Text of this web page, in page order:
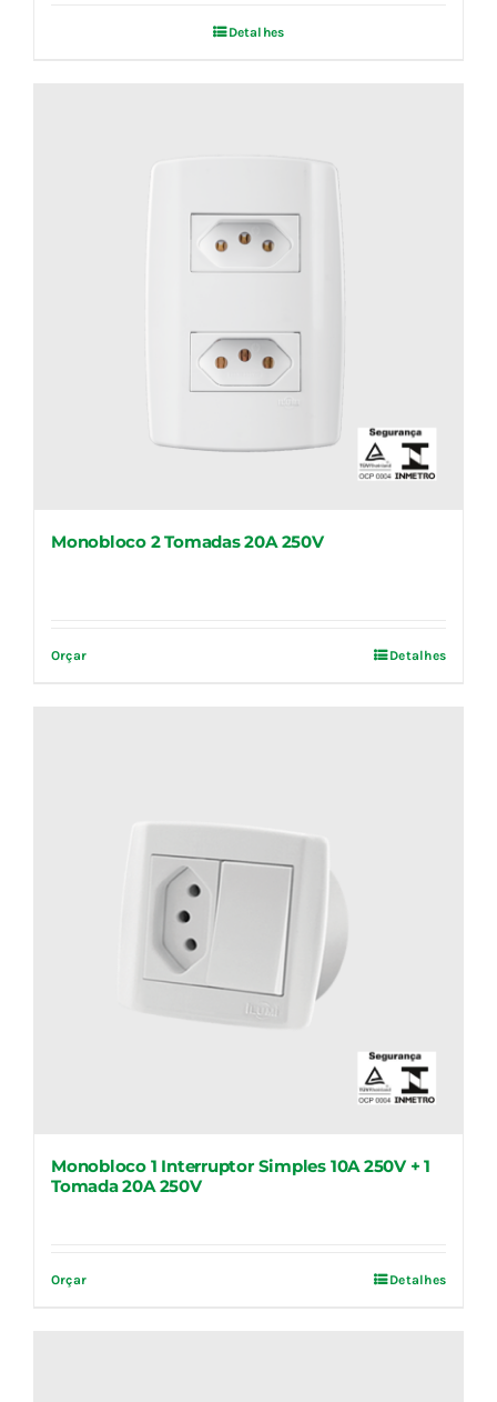
Detalhes
Monobloco 2 Tomadas 20A 250V
Orçar Detalhes
Monobloco 1 Interruptor Simples 10A 250V + 1
Tomada 20A 250V
Orçar Detalhes